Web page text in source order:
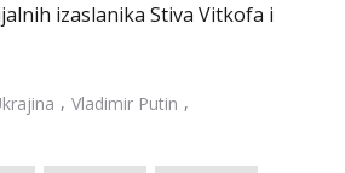
izaslanika Stiva Vitkofa i
, Vladimir Putin ,